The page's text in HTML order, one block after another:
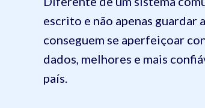
escrito e não apenas
conseguem se aperfeiçoar
dados, melhores e mais
país.